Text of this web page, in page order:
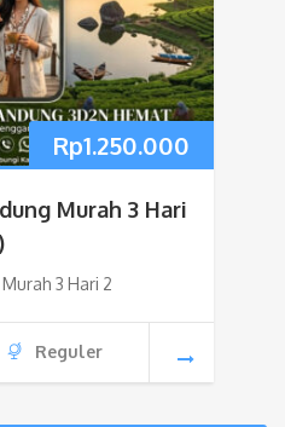
Rp1.250.000
Murah 3 Hari
3 Hari 2
Reguler